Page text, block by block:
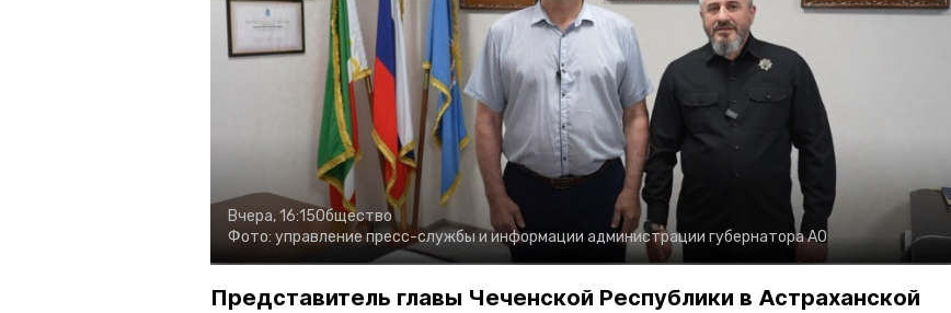
Вчера, 16:15Общество
Фото: управление пресс-службы и информации администрации губернатора АО
Представитель главы Чеченской Республики в Астраханской